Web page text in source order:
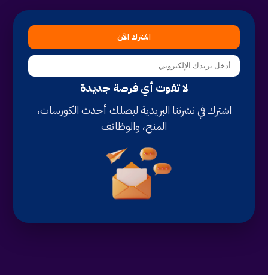
اشترك الآن
لا تفوت أي فرصة جديدة
اشترك في نشرتنا البريدية ليصلك أحدث الكورسات،
المنح، والوظائف